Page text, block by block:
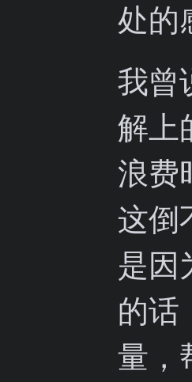
处的
我曾
解上
浪费
这倒
是因
的话
量，